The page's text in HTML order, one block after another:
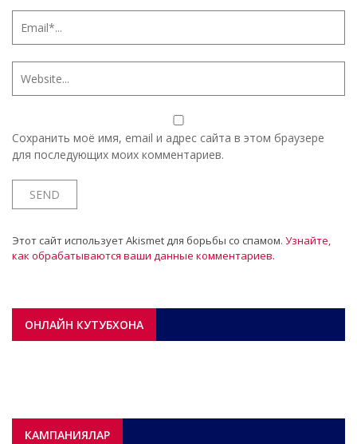
Сохранить моё имя, email и адрес сайта в этом браузере
для последующих моих комментариев.
Этот сайт использует Akismet для борьбы со спамом. Узнайте,
как обрабатываются ваши данные комментариев.
ОНЛАЙН КУТУБХОНА
КАМПАНИЯЛАР